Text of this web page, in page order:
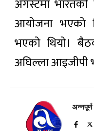
अगस्टमा
आयोजना भएको
भएको थियो।
अघिल्ला आइजीपी
अन्नपूर्ण